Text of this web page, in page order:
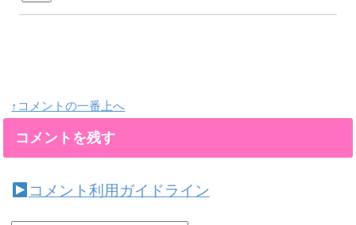
↑コメントの一番上へ
コメントを残す
コメント利用ガイドライン